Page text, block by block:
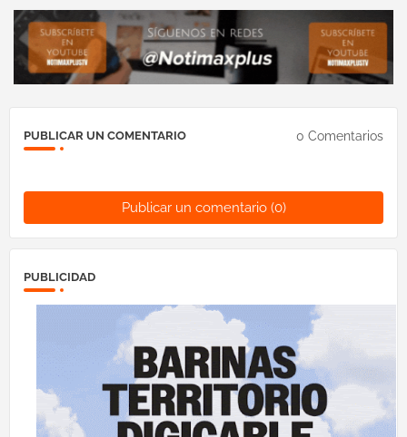
PUBLICAR UN COMENTARIO 0 Comentarios
Publicar un comentario (0)
PUBLICIDAD